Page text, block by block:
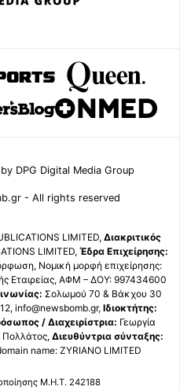
DPG Digital Media Group
- All rights reserved
LIMITED, Διακριτικός
LIMITED, Έδρα Επιχείρησης:
Νομική μορφή επιχείρησης:
Εταιρείας, ΑΦΜ – ΔΟΥ: 997434600
Σολωμού 70 & Βάκχου 30
info@newsbomb.gr, Ιδιοκτήτης:
/ Διαχειρίστρια: Γεωργία
Πολλάτος,Διευθύντρια σύνταξης:
name: ZYRIANO LIMITED
Μ.Η.Τ. 242188